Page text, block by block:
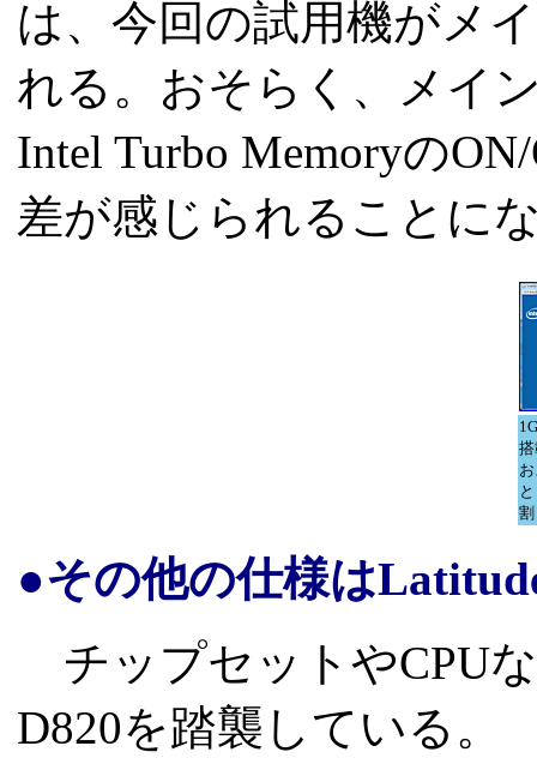
は、今回の試用機がメ
れる。おそらく、メイ
Intel Turbo Memoryの
差が感じられることに
搭
●その他の仕様は
チップセットやCPU
D820を踏襲している。